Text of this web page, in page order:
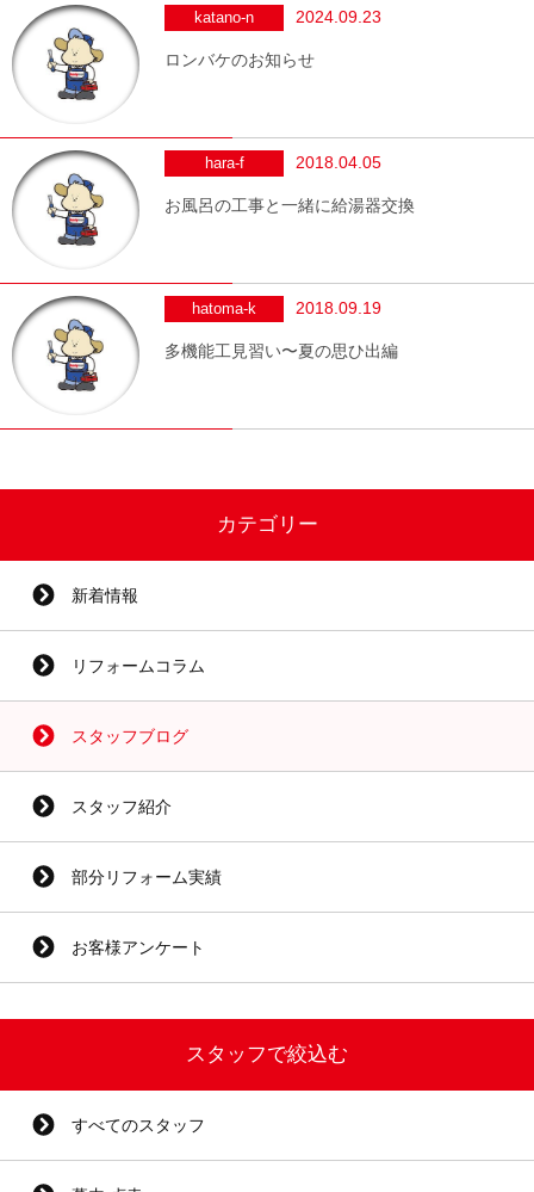
katano-n 2024.09.23
ロンバケのお知らせ
hara-f 2018.04.05
お風呂の工事と一緒に給湯器交換
hatoma-k 2018.09.19
多機能工見習い〜夏の思ひ出編
カテゴリー
新着情報
リフォームコラム
スタッフブログ
スタッフ紹介
部分リフォーム実績
お客様アンケート
スタッフで絞込む
すべてのスタッフ